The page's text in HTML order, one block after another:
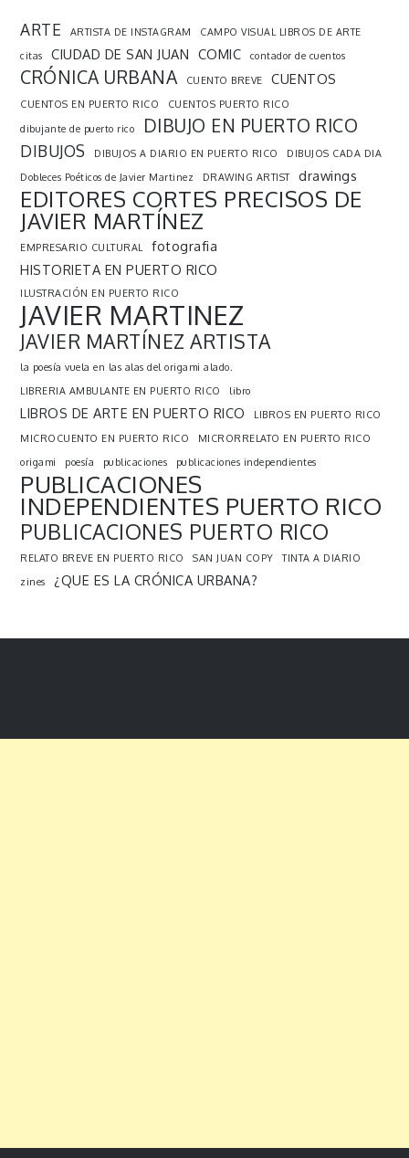
ARTE ARTISTA DE INSTAGRAM
CAMPO VISUAL LIBROS DE ARTE
citas
CIUDAD DE SAN JUAN COMIC contador de cuentos
CRÓNICA URBANA CUENTO BREVE CUENTOS
CUENTOS EN PUERTO RICO
CUENTOS PUERTO RICO
dibujante de puerto rico
DIBUJO EN PUERTO RICO
DIBUJOS DIBUJOS A DIARIO EN PUERTO RICO
DIBUJOS CADA DIA
Dobleces Poéticos de Javier Martinez
DRAWING ARTIST drawings
EDITORES CORTES PRECISOS DE
JAVIER MARTÍNEZ
EMPRESARIO CULTURAL
fotografia
HISTORIETA EN PUERTO RICO
ILUSTRACIÓN EN PUERTO RICO
JAVIER MARTINEZ
JAVIER MARTÍNEZ ARTISTA
la poesía vuela en las alas del origami alado.
LIBRERIA AMBULANTE EN PUERTO RICO
libro
LIBROS DE ARTE EN PUERTO RICO
LIBROS EN PUERTO RICO
MICROCUENTO EN PUERTO RICO
MICRORRELATO EN PUERTO RICO
origami
poesía publicaciones publicaciones independientes
PUBLICACIONES
INDEPENDIENTES PUERTO RICO
PUBLICACIONES PUERTO RICO
RELATO BREVE EN PUERTO RICO SAN JUAN COPY
TINTA A DIARIO
zines
¿QUE ES LA CRÓNICA URBANA?